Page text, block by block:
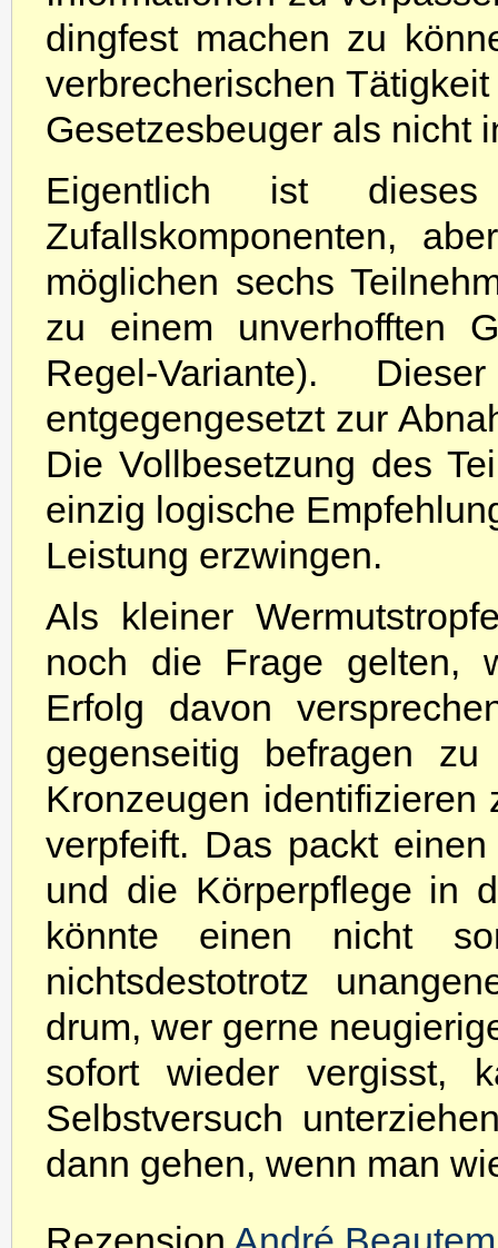
dingfest machen zu
verbrecherischen
Gesetzesbeuger als nicht
Eigentlich ist
Zufallskomponenten,
möglichen sechs
zu einem unverhofften
Regel-Variante).
entgegengesetzt zur
Die Vollbesetzung des
einzig logische
Leistung erzwingen.
Als kleiner
noch die Frage gelten,
Erfolg davon
gegenseitig befragen
Kronzeugen
verpfeift. Das packt
und die Körperpflege in
könnte einen nicht
nichtsdestotrotz
drum, wer gerne
sofort wieder vergisst,
Selbstversuch
dann gehen, wenn man